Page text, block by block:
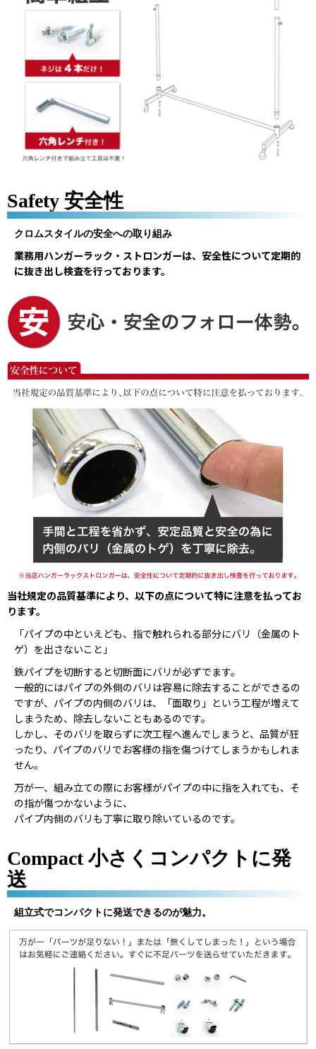
Safety 安全性
クロムスタイルの安全への取り組み
業務用ハンガーラック・ストロンガーは、安全性について定期的
に抜き出し検査を行っております。
当社規定の品質基準により、以下の点について特に注意を払ってお
ります。
「パイプの中といえども、指で触れられる部分にバリ（金属のト
ゲ）を出さないこと」
鉄パイプを切断すると切断面にバリが必ずでます。
一般的にはパイプの外側のバリは容易に除去することができるの
ですが、パイプの内側のバリは、「面取り」という工程が増えて
しまうため、除去しないこともあるのです。
しかし、そのバリを取らずに次工程へ進んでしまうと、品質が狂
ったり、パイプのバリでお客様の指を傷つけてしまうかもしれま
せん。
万が一、組み立ての際にお客様がパイプの中に指を入れても、そ
の指が傷つかないように、
パイプ内側のバリも丁寧に取り除いているのです。
Compact 小さくコンパクトに発
送
組立式でコンパクトに発送できるのが魅力。